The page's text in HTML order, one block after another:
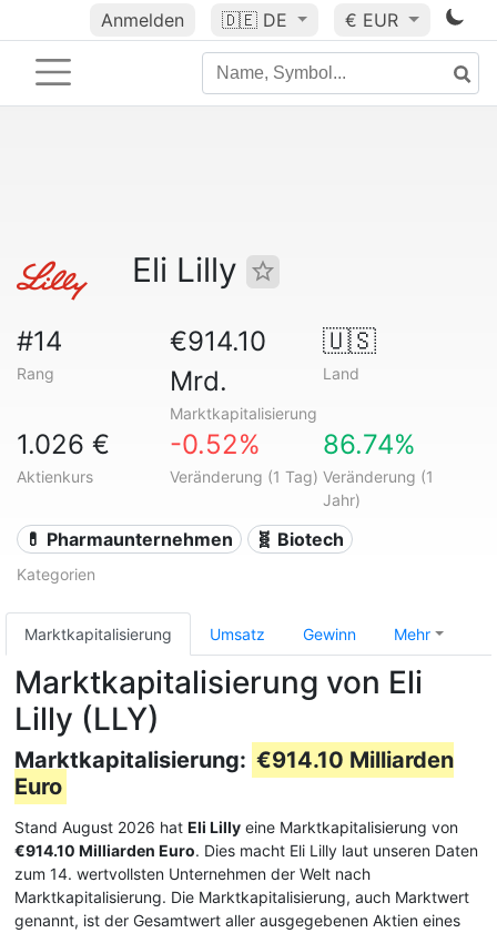
Anmelden 🇩🇪 DE € EUR
Eli Lilly
#14
Rang
€914.10
Mrd.
Marktkapitalisierung
🇺🇸
Land
1.026 €
Aktienkurs
-0.52%
Veränderung (1 Tag)
86.74%
Veränderung (1
Jahr)
💊 Pharmaunternehmen 🧬 Biotech
Kategorien
Marktkapitalisierung Umsatz Gewinn Mehr
Marktkapitalisierung von Eli
Lilly (LLY)
Marktkapitalisierung: €914.10 Milliarden
Euro
Stand August 2026 hat Eli Lilly eine Marktkapitalisierung von
€914.10 Milliarden Euro. Dies macht Eli Lilly laut unseren Daten
zum 14. wertvollsten Unternehmen der Welt nach
Marktkapitalisierung. Die Marktkapitalisierung, auch Marktwert
genannt, ist der Gesamtwert aller ausgegebenen Aktien eines